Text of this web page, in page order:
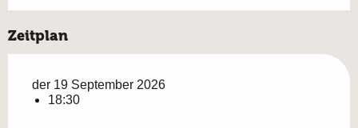
Zeitplan
der 19 September 2026
18:30